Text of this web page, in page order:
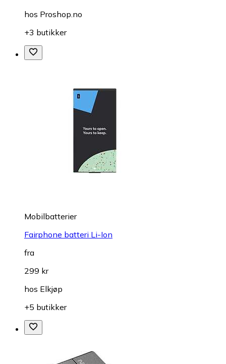
hos Proshop.no
+3 butikker
Mobilbatterier
Fairphone batteri Li-Ion
fra
299 kr
hos Elkjøp
+5 butikker